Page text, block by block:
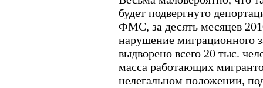
будет подвергнуто
ФМС, за десять месяцев
нарушение миграционного
выдворено всего 20 тыс.
масса работающих
нелегальном положении,